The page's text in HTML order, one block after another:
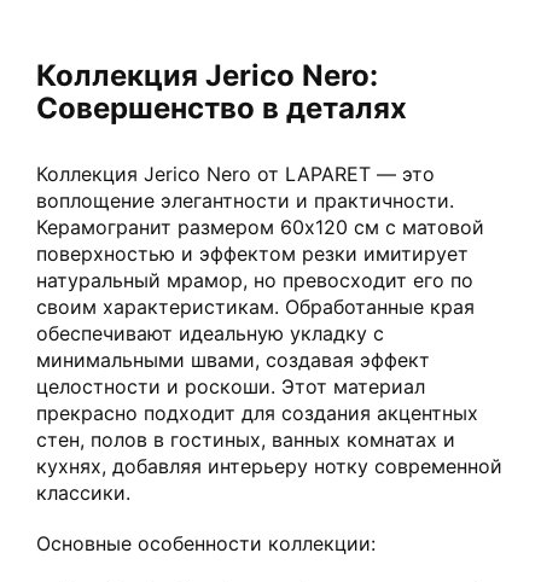
Коллекция Jerico Nero:
Совершенство в деталях
Коллекция Jerico Nero от LAPARET — это
воплощение элегантности и практичности.
Керамогранит размером 60х120 см с матовой
поверхностью и эффектом резки имитирует
натуральный мрамор, но превосходит его по
своим характеристикам. Обработанные края
обеспечивают идеальную укладку с
минимальными швами, создавая эффект
целостности и роскоши. Этот материал
прекрасно подходит для создания акцентных
стен, полов в гостиных, ванных комнатах и
кухнях, добавляя интерьеру нотку современной
классики.
Основные особенности коллекции: